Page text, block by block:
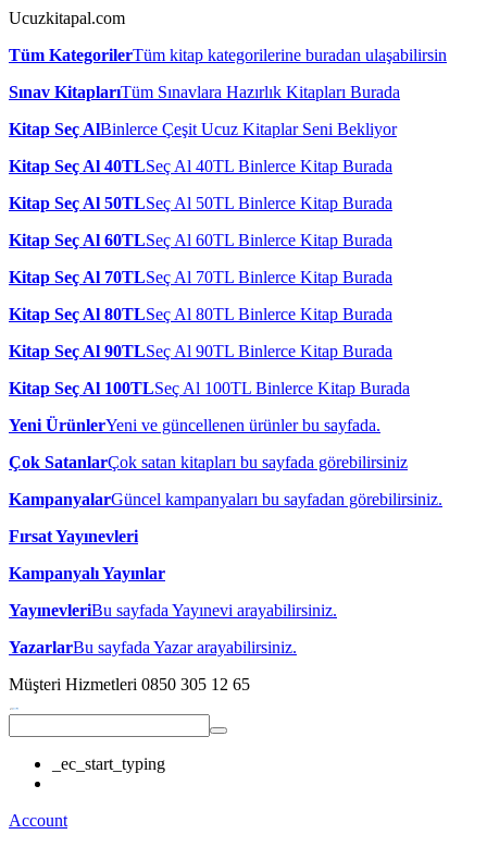
Ucuzkitapal.com
Tüm KategorilerTüm kitap kategorilerine buradan ulaşabilirsin
Sınav KitaplarıTüm Sınavlara Hazırlık Kitapları Burada
Kitap Seç AlBinlerce Çeşit Ucuz Kitaplar Seni Bekliyor
Kitap Seç Al 40TLSeç Al 40TL Binlerce Kitap Burada
Kitap Seç Al 50TLSeç Al 50TL Binlerce Kitap Burada
Kitap Seç Al 60TLSeç Al 60TL Binlerce Kitap Burada
Kitap Seç Al 70TLSeç Al 70TL Binlerce Kitap Burada
Kitap Seç Al 80TLSeç Al 80TL Binlerce Kitap Burada
Kitap Seç Al 90TLSeç Al 90TL Binlerce Kitap Burada
Kitap Seç Al 100TLSeç Al 100TL Binlerce Kitap Burada
Yeni ÜrünlerYeni ve güncellenen ürünler bu sayfada.
Çok SatanlarÇok satan kitapları bu sayfada görebilirsiniz
KampanyalarGüncel kampanyaları bu sayfadan görebilirsiniz.
Fırsat Yayınevleri
Kampanyalı Yayınlar
YayınevleriBu sayfada Yayınevi arayabilirsiniz.
YazarlarBu sayfada Yazar arayabilirsiniz.
Müşteri Hizmetleri 0850 305 12 65
_ec_start_typing
Account